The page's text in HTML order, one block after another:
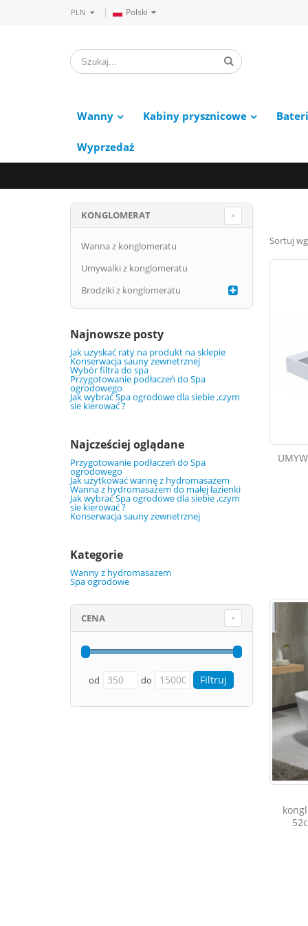
PLN Polski
Wanny Kabiny prysznicowe
Wyprzedaż
Sortuj
KONGLOMERAT
Wanna z konglomeratu
Umywalki z konglomeratu
Brodziki z konglomeratu
Najnowsze posty
Jak uzyskać raty na produkt na sklepie
Konserwacja sauny zewnetrznej
Wybór filtra do spa
Przygotowanie podłaczeń do Spa
ogrodowego
Jak wybrać Spa ogrodowe dla siebie ,czym
sie kierować ?
Najcześciej oglądane
Przygotowanie podłaczeń do Spa
ogrodowego
Jak użytkować wannę z hydromasażem
Wanna z hydromasażem do małej łazienki
Jak wybrać Spa ogrodowe dla siebie ,czym
sie kierować ?
Konserwacja sauny zewnetrznej
Kategorie
Wanny z hydromasazem
Spa ogrodowe
CENA
od do